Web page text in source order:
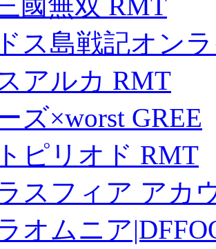
ス島戦記オン
アルカ RMT
ズ×worst GREE
ピリオド RMT
スフィア アカ
オムニア